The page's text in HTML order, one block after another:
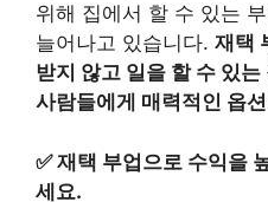
위해 집에서 할 수 있는
늘어나고 있습니다. 재택
받지 않고 일을 할 수 있
사람들에게 매력적인 옵
✅재택 부업으로 수익을
세요.